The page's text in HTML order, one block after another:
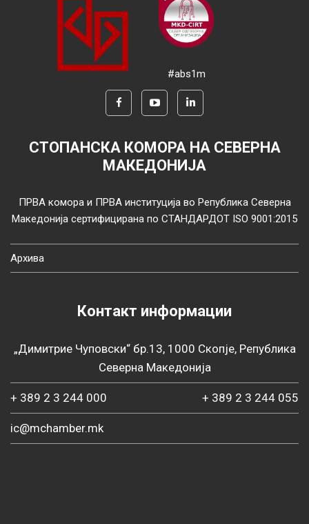
#abs1m
СТОПАНСКА КОМОРА НА СЕВЕРНА
МАКЕДОНИЈА
ПРВА комора и ПРВА институција во Република Северна
Македонија сертифицирана по СТАНДАРДОТ ISO 9001:2015
Архива
Контакт информации
„Димитрие Чуповски“ бр.13, 1000 Скопје, Република
Северна Македонија
+ 389 2 3 244 000 + 389 2 3 244 055
ic@mchamber.mk